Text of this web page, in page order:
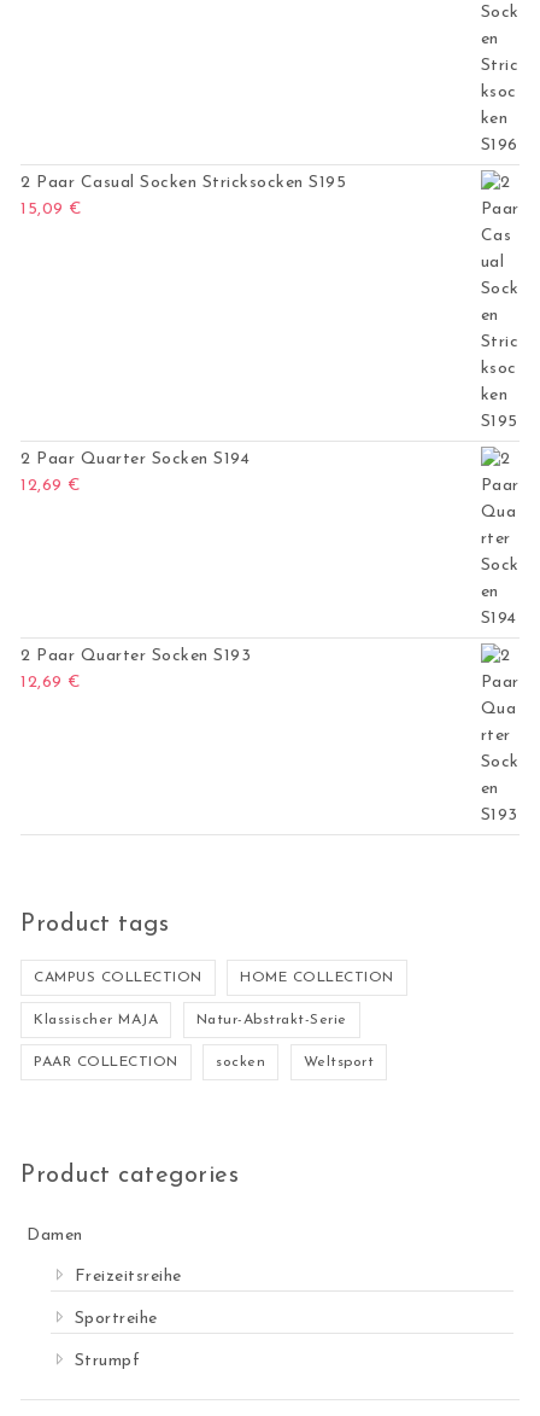
2 Paar Casual Socken Stricksocken S195
15,09 €
2 Paar Quarter Socken S194
12,69 €
2 Paar Quarter Socken S193
12,69 €
Product tags
CAMPUS COLLECTION HOME COLLECTION
Klassischer MAJA Natur-Abstrakt-Serie
PAAR COLLECTION socken Weltsport
Product categories
Damen
Freizeitsreihe
Sportreihe
Strumpf